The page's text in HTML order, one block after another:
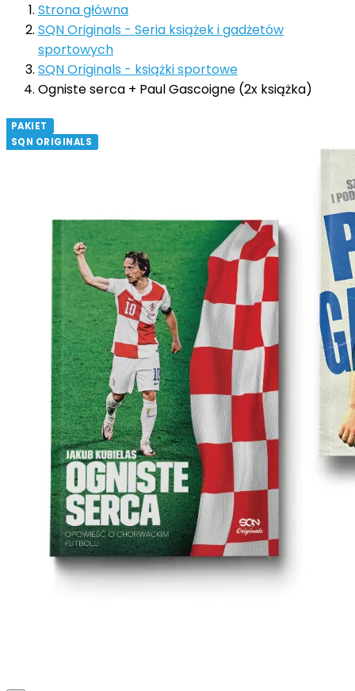
Strona główna
SQN Originals - Seria książek i gadżetów
sportowych
SQN Originals - książki sportowe
Ogniste serca + Paul Gascoigne (2x książka)
PAKIET
SQN ORIGINALS